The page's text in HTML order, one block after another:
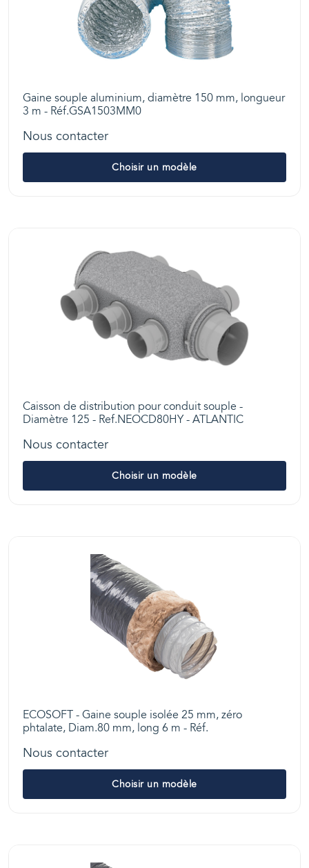
Gaine souple aluminium, diamètre 150 mm, longueur
3 m - Réf.GSA1503MM0
Nous contacter
Choisir un modèle
Caisson de distribution pour conduit souple -
Diamètre 125 - Ref.NEOCD80HY - ATLANTIC
Nous contacter
Choisir un modèle
ECOSOFT - Gaine souple isolée 25 mm, zéro
phtalate, Diam.80 mm, long 6 m - Réf.
Nous contacter
Choisir un modèle